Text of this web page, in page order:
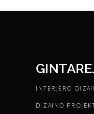
INTERJERO
DIZAINO